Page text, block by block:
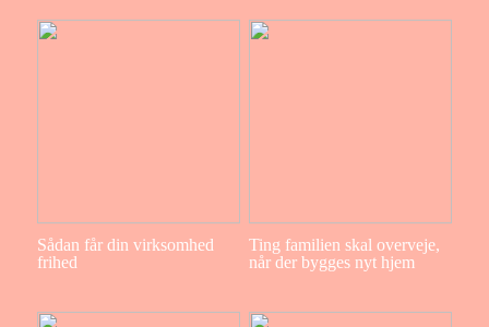
Sådan får din virksomhed
frihed
Ting familien skal overveje,
når der bygges nyt hjem